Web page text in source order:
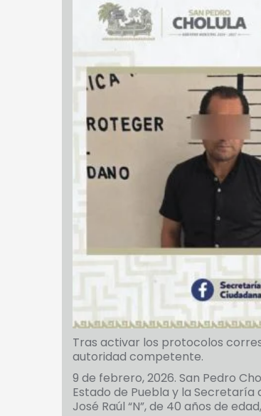
Tras activar los protocolos
autoridad competente.
9 de febrero, 2026. San Pedro
Estado de Puebla y la Secretaría
José Raúl “N”, de 40 años de